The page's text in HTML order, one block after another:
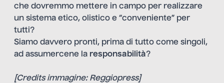
che dovremmo mettere in campo per realizzare
un sistema etico, olistico e “conveniente” per
tutti?
Siamo davvero pronti, prima di tutto come singoli,
ad assumercene la responsabilità?
[Credits immagine: Reggiopress]